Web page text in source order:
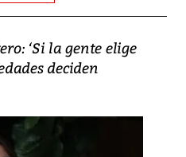
‘Si la gente elige
deciden